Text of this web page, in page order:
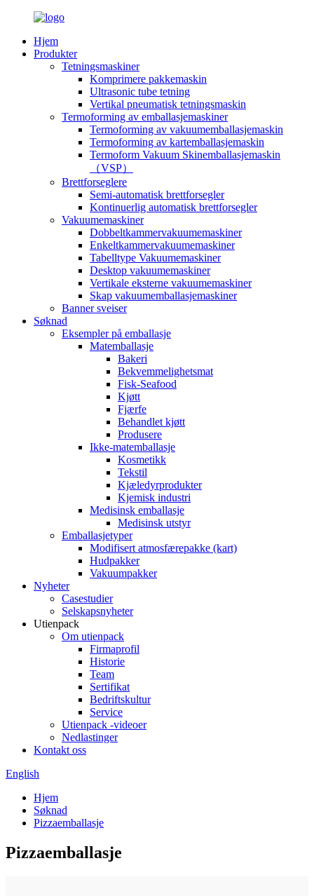
Hjem
Produkter
Tetningsmaskiner
Komprimere pakkemaskin
Ultrasonic tube tetning
Vertikal pneumatisk tetningsmaskin
Termoforming av emballasjemaskiner
Termoforming av vakuumemballasjemaskin
Termoforming av kartemballasjemaskin
Termoform Vakuum Skinemballasjemaskin
（VSP）
Brettforseglere
Semi-automatisk brettforsegler
Kontinuerlig automatisk brettforsegler
Vakuumemaskiner
Dobbeltkammervakuumemaskiner
Enkeltkammervakuumemaskiner
Tabelltype Vakuumemaskiner
Desktop vakuumemaskiner
Vertikale eksterne vakuumemaskiner
Skap vakuumemballasjemaskiner
Banner sveiser
Søknad
Eksempler på emballasje
Matemballasje
Bakeri
Bekvemmelighetsmat
Fisk-Seafood
Kjøtt
Fjærfe
Behandlet kjøtt
Produsere
Ikke-matemballasje
Kosmetikk
Tekstil
Kjæledyrprodukter
Kjemisk industri
Medisinsk emballasje
Medisinsk utstyr
Emballasjetyper
Modifisert atmosfærepakke (kart)
Hudpakker
Vakuumpakker
Nyheter
Casestudier
Selskapsnyheter
Utienpack
Om utienpack
Firmaprofil
Historie
Team
Sertifikat
Bedriftskultur
Service
Utienpack -videoer
Nedlastinger
Kontakt oss
English
Hjem
Søknad
Pizzaemballasje
Pizzaemballasje